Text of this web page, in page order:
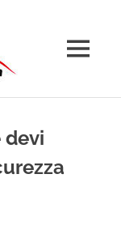
MENU